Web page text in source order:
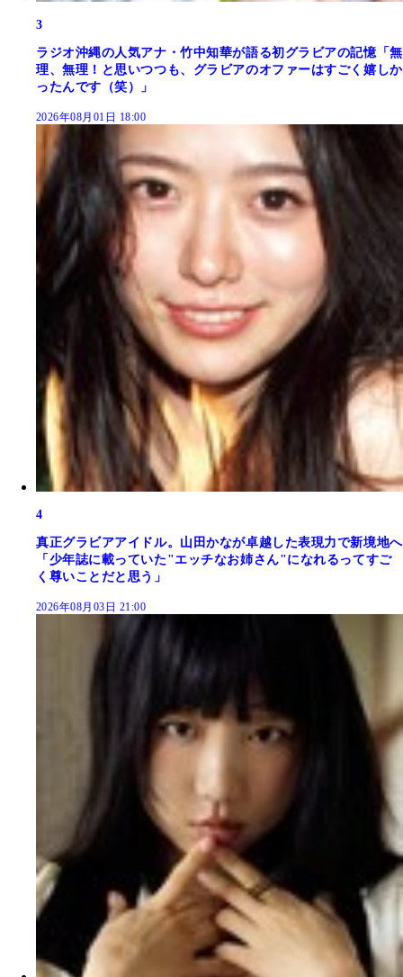
3
ラジオ沖縄の人気アナ・竹中知華が語る初グラビアの記憶「無
理、無理！と思いつつも、グラビアのオファーはすごく嬉しか
ったんです（笑）」
2026年08月01日 18:00
4
真正グラビアアイドル。山田かなが卓越した表現力で新境地へ
「少年誌に載っていた"エッチなお姉さん"になれるってすご
く尊いことだと思う」
2026年08月03日 21:00